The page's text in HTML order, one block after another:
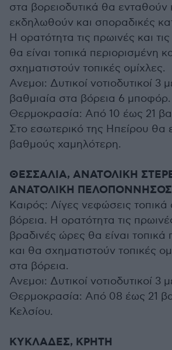
στα βορειοδυτικά θα ενταθούν
εκδηλωθούν και σποραδικές
Η ορατότητα τις πρωινές και
θα είναι τοπικά περιορισμένη
σχηματιστούν τοπικές ομίχλες.
Ανεμοι: Δυτικοί νοτιοδυτικοί 3
βαθμιαία στα βόρεια 6 μποφόρ.
Θερμοκρασία: Από 10 έως 21
Στο εσωτερικό της Ηπείρου θα
βαθμούς χαμηλότερη.
ΘΕΣΣΑΛΙΑ, ΑΝΑΤΟΛΙΚΗ
ΑΝΑΤΟΛΙΚΗ ΠΕΛΟΠΟΝΝΗΣΟΣ
Καιρός: Λίγες νεφώσεις
βόρεια. Η ορατότητα τις
βραδινές ώρες θα είναι τοπικά
και θα σχηματιστούν τοπικές
στα βόρεια.
Ανεμοι: Δυτικοί νοτιοδυτικοί 3
Θερμοκρασία: Από 08 έως 21
Κελσίου.
ΚΥΚΛΑΔΕΣ, ΚΡΗΤΗ